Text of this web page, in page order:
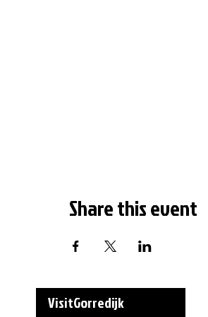
Share this event
VisitGorredijk